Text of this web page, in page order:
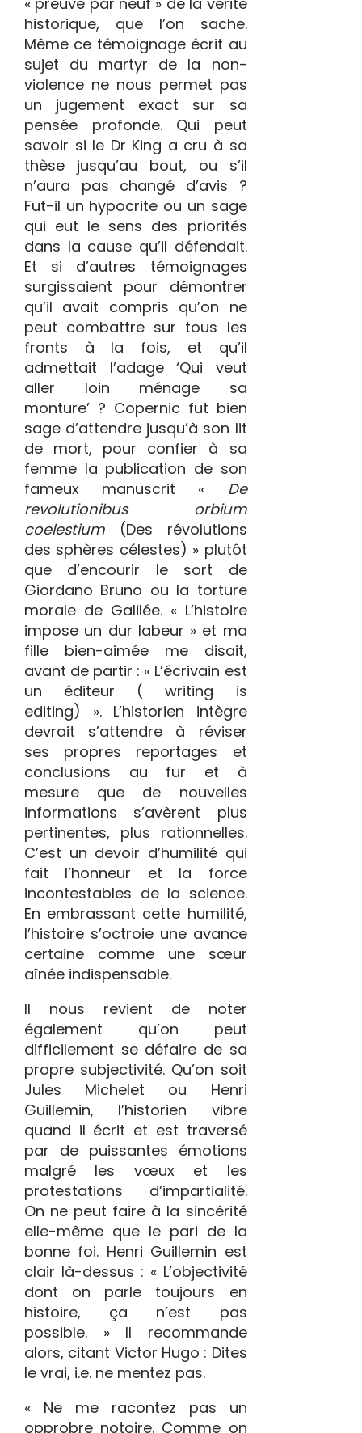
historique, que l’on sache.
Même ce témoignage écrit au
sujet du martyr de la non-
violence ne nous permet pas
un jugement exact sur sa
pensée profonde. Qui peut
savoir si le Dr King a cru à sa
thèse jusqu’au bout, ou s’il
n’aura pas changé d’avis ?
Fut-il un hypocrite ou un sage
qui eut le sens des priorités
dans la cause qu’il défendait.
Et si d’autres témoignages
surgissaient pour démontrer
qu’il avait compris qu’on ne
peut combattre sur tous les
fronts à la fois, et qu’il
admettait l’adage ‘Qui veut
aller loin ménage sa
monture’ ? Copernic fut bien
sage d’attendre jusqu’à son lit
de mort, pour confier à sa
femme la publication de son
fameux manuscrit « De
revolutionibus orbium
coelestium (Des révolutions
des sphères célestes) » plutôt
que d’encourir le sort de
Giordano Bruno ou la torture
morale de Galilée. « L’histoire
impose un dur labeur » et ma
fille bien-aimée me disait,
avant de partir : « L’écrivain est
un éditeur ( writing is
editing) ». L’historien intègre
devrait s’attendre à réviser
ses propres reportages et
conclusions au fur et à
mesure que de nouvelles
informations s’avèrent plus
pertinentes, plus rationnelles.
C’est un devoir d’humilité qui
fait l’honneur et la force
incontestables de la science.
En embrassant cette humilité,
l’histoire s’octroie une avance
certaine comme une sœur
aînée indispensable.
Il nous revient de noter
également qu’on peut
difficilement se défaire de sa
propre subjectivité. Qu’on soit
Jules Michelet ou Henri
Guillemin, l’historien vibre
quand il écrit et est traversé
par de puissantes émotions
malgré les vœux et les
protestations d’impartialité.
On ne peut faire à la sincérité
elle-même que le pari de la
bonne foi. Henri Guillemin est
clair là-dessus : « L’objectivité
dont on parle toujours en
histoire, ça n’est pas
possible. » Il recommande
alors, citant Victor Hugo : Dites
le vrai, i.e. ne mentez pas.
« Ne me racontez pas un
opprobre notoire. Comme on